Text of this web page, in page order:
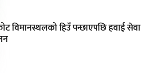
विमानस्थलको हिउँ पन्छाएपछि हवाई सेवा